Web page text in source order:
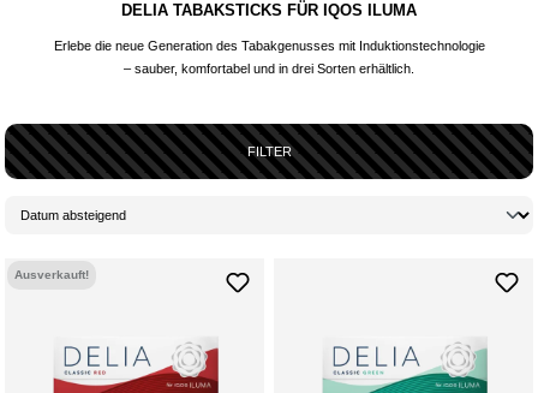
DELIA TABAKSTICKS FÜR IQOS ILUMA
Erlebe die neue Generation des Tabakgenusses mit Induktionstechnologie
– sauber, komfortabel und in drei Sorten erhältlich.
FILTER
Ausverkauft!